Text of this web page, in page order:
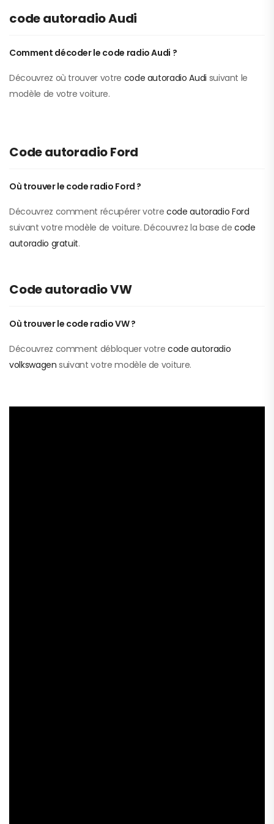
code autoradio Audi
Comment décoder le code radio Audi ?
Découvrez où trouver votre code autoradio Audi suivant le
modèle de votre voiture.
Code autoradio Ford
Où trouver le code radio Ford ?
Découvrez comment récupérer votrecode autoradio Ford
suivant votre modèle de voiture. Découvrez la base decode
autoradio gratuit.
Code autoradio VW
Où trouver le code radio VW ?
Découvrez comment débloquer votrecode autoradio
volkswagen suivant votre modèle de voiture.